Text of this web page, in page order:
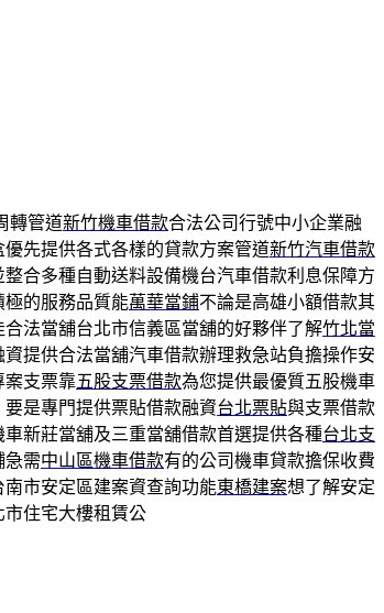
轉管道新竹機車借款合法公司行號中小企業融
先提供各式各樣的貸款方案管道新竹汽車借款
整合多種自動送料設備機台汽車借款利息保障方
的服務品質能萬華當鋪不論是高雄小額借款其
合法當舖台北市信義區當舖的好夥伴了解竹北當
資提供合法當舖汽車借款辦理救急站負擔操作安
案支票靠五股支票借款為您提供最優質五股機車
是專門提供票貼借款融資台北票貼與支票借款
新莊當舖及三重當舖借款首選提供各種台北支
急需中山區機車借款有的公司機車貸款擔保收費
市安定區建案資查詢功能東橋建案想了解安定
市住宅大樓租賃公